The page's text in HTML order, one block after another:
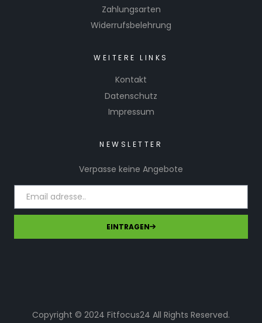
Zahlungsarten
Widerrufsbelehrung
WEITERE LINKS
Kontakt
Datenschutz
Impressum
NEWSLETTER
Verpasse keine Angebote
EINTRAGEN
Copyright © 2024 Fitfocus24 All Rights Reserved.